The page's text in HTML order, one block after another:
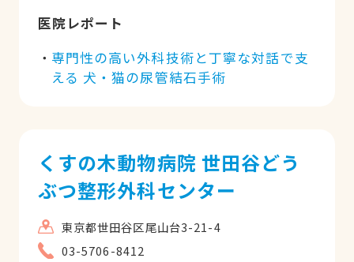
医院レポート
専門性の高い外科技術と丁寧な対話で支
える 犬・猫の尿管結石手術
くすの木動物病院 世田谷どう
ぶつ整形外科センター
東京都世田谷区尾山台3-21-4
03-5706-8412